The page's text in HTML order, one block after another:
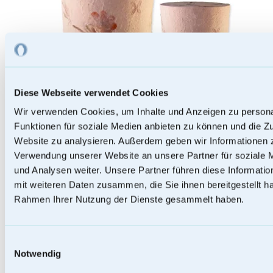
Diese Webseite verwendet Cookies
Wir verwenden Cookies, um Inhalte und Anzeigen zu
Funktionen für soziale Medien anbieten zu können und die
Website zu analysieren. Außerdem geben wir Informationen
Verwendung unserer Website an unsere Partner für soziale
und Analysen weiter. Unsere Partner führen diese
mit weiteren Daten zusammen, die Sie ihnen bereitgestellt
Rahmen Ihrer Nutzung der Dienste gesammelt haben.
Notwendig
Papierurnen